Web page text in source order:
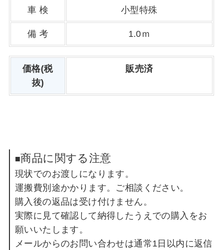
車 検 小型特殊
備 考 1.0ｍ
価格(税
抜)
販売済
■商品に関する注意
現状でのお渡しになります。
運搬費別途かかります。ご相談ください。
購入後の返品は受け付けません。
実際に見て確認して納得したうえでの購入をお
願いいたします。
メールからのお問い合わせは通常1日以内に返信